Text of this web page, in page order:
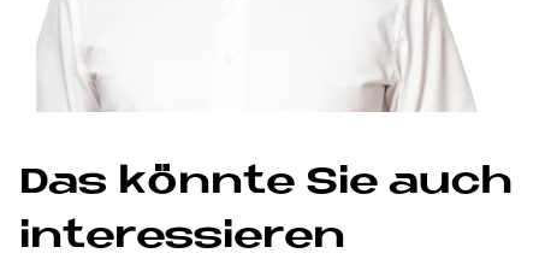
Das könn­te Sie auch
in­ter­es­sie­ren